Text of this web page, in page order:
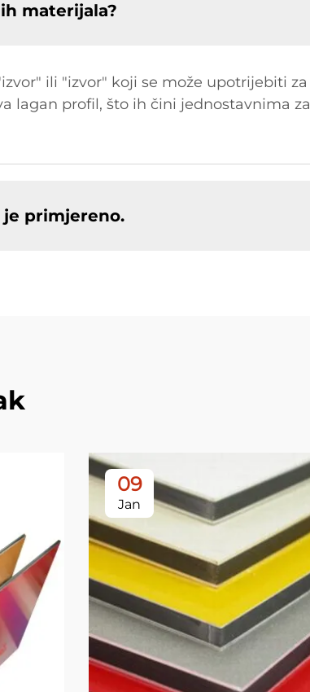
materijala?
ili "izvor" koji se može upotrijebiti za
lagan profil, što ih čini jednostavnima za
je primjereno.
09
Jan